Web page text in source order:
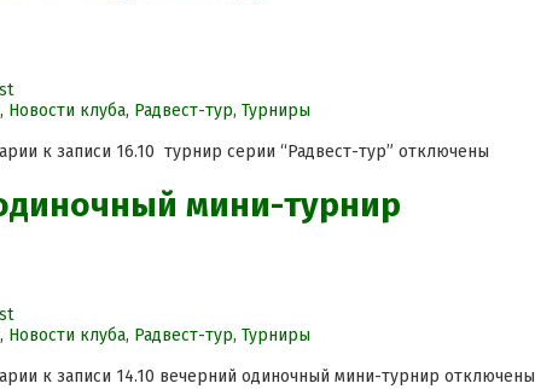
, Новости клуба, Радвест-тур, Турниры
к записи 16.10 турнир серии “Радвест-тур” отключены
мини-турнир
, Новости клуба, Радвест-тур, Турниры
к записи 14.10 вечерний одиночный мини-турнир отключены